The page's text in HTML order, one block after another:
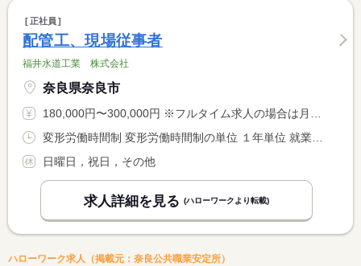
正社員
配管工、現場従事者
福井水道工業 株式会社
奈良県奈良市
180,000円〜300,000円 ※フルタイム求人の場合は月額（換算額）、パート求人の場合は時間額を表示しています。
日曜日，祝日，その他
求人詳細を見る (ハローワークより転載)
ハローワーク求人（掲載元：奈良公共職業安定所）